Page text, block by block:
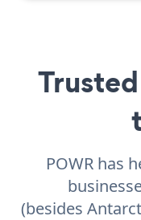
POWR has
(besides